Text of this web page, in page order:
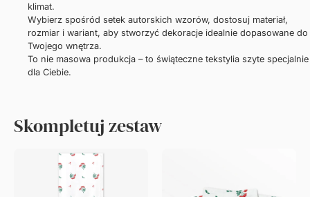
klimat.
Wybierz spośród setek autorskich wzorów, dostosuj materiał,
rozmiar i wariant, aby stworzyć dekoracje idealnie dopasowane do
Twojego wnętrza.
To nie masowa produkcja – to świąteczne tekstylia szyte specjalnie
dla Ciebie.
Skompletuj zestaw